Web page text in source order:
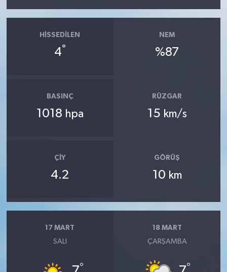
HISSEDILEN
4°
NEM
%87
BASINÇ
1018 hpa
RÜZGAR
15 km/s
ÇIY
4.2
GÖRÜŞ
10 km
17 MART
SALI
°
18 MART
ÇARŞAMBA
°